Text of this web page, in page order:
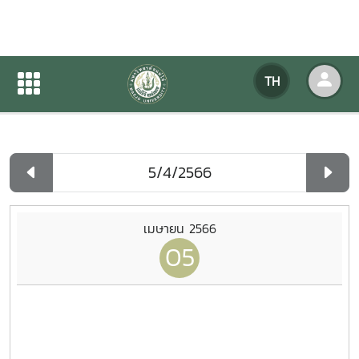
TH
ปฏิทินกิจกรรมของหน่วยงาน
ปฏิทินกิจกรรมของหน่วยงาน
เมษายน 2566
05